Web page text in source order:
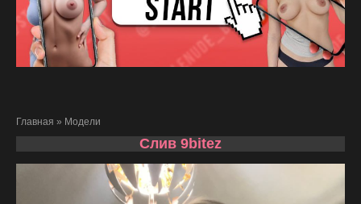
Главная » Модели
Слив 9bitez